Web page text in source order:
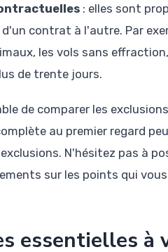
: elles sont
contrat à l'autre. Par
les vols sans
de trente jours.
de comparer les
au premier regard
N'hésitez pas à
sur les points qui
essentielles